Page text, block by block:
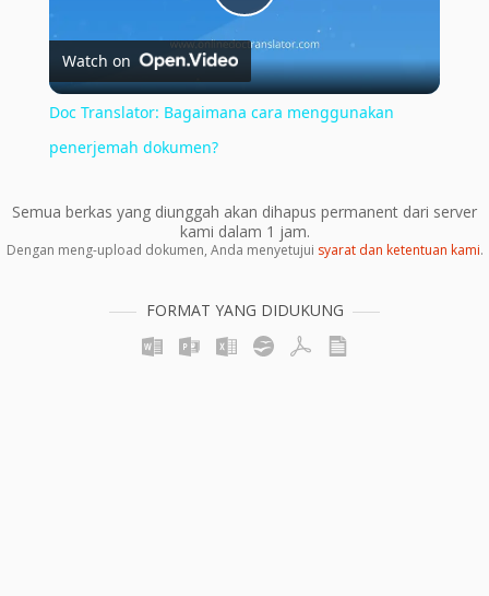
Play
Video
Watch on
Doc Translator: Bagaimana cara menggunakan
penerjemah dokumen?
Semua berkas yang diunggah akan dihapus permanent dari server
kami dalam 1 jam.
Dengan meng-upload dokumen, Anda menyetujui syarat dan ketentuan kami.
FORMAT YANG DIDUKUNG